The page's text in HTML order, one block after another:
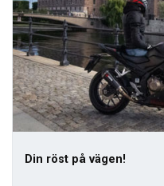
Din röst på vägen!